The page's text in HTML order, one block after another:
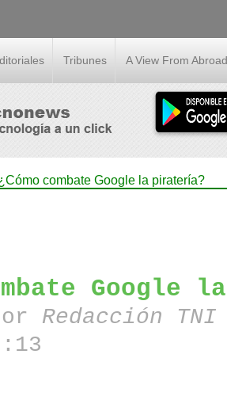
Tribunes A View From Abroad
combate Google la piratería?
Redacción